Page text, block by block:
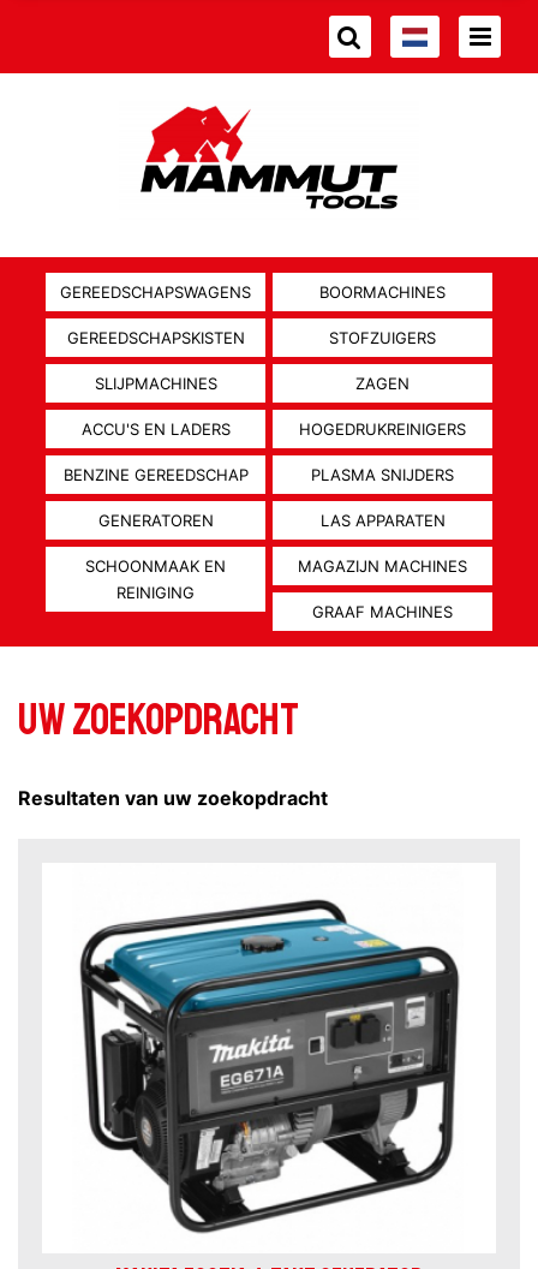
GEREEDSCHAPSWAGENS BOORMACHINES
GEREEDSCHAPSKISTEN STOFZUIGERS
SLIJPMACHINES ZAGEN
ACCU'S EN LADERS HOGEDRUKREINIGERS
BENZINE GEREEDSCHAP PLASMA SNIJDERS
GENERATOREN LAS APPARATEN
SCHOONMAAK EN
REINIGING
MAGAZIJN MACHINES
GRAAF MACHINES
Uw zoekopdracht
Resultaten van uw zoekopdracht